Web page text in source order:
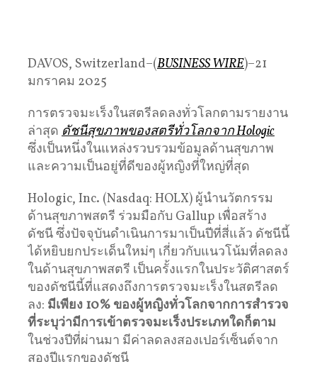
DAVOS, Switzerland–(BUSINESS WIRE)–21
มกราคม 2025
การตรวจมะเร็งในสตรีลดลงทั่วโลกตามรายงาน
ล่าสุด ดัชนีสุขภาพของสตรีทั่วโลกจาก Hologic
ซึ่งเป็นหนึ่งในแหล่งรวบรวมข้อมูลด้านสุขภาพ
และความเป็นอยู่ที่ดีของผู้หญิงที่ใหญ่ที่สุด
Hologic, Inc. (Nasdaq: HOLX) ผู้นำนวัตกรรม
ด้านสุขภาพสตรี ร่วมมือกับ Gallup เพื่อสร้าง
ดัชนี ซึ่งปัจจุบันดำเนินการมาเป็นปีที่สี่แล้ว ดัชนีนี้
ได้หยิบยกประเด็นใหม่ๆ เกี่ยวกับแนวโน้มที่ลดลง
ในด้านสุขภาพสตรี เป็นครั้งแรกในประวัติศาสตร์
ของดัชนีนี้ที่แสดงถึงการตรวจมะเร็งในสตรีลด
ลง: มีเพียง 10% ของผู้หญิงทั่วโลกจากการสำรวจ
ที่ระบุว่ามีการเข้าตรวจมะเร็งประเภทใดก็ตาม
ในช่วงปีที่ผ่านมา มีค่าลดลงสองเปอร์เซ็นต์จาก
สองปีแรกของดัชนี